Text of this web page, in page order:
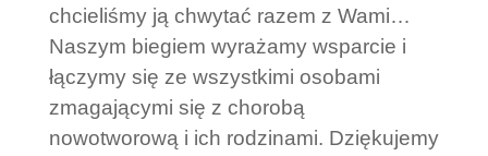
chcieliśmy ją chwytać razem z Wami…
Naszym biegiem wyrażamy wsparcie i
łączymy się ze wszystkimi osobami
zmagającymi się z chorobą
nowotworową i ich rodzinami. Dziękujemy